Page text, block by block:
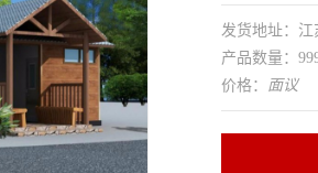
发货地址：
产品数量：
价格： 面议